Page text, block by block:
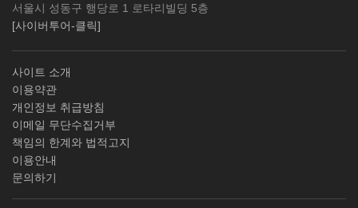
서울시 성동구 행당로 1 로타리빌딩 5층
[사이버투어-클릭]
사이트 소개
이용약관
개인정보 취급방침
이메일 무단수집거부
책임의 한계와 법적고지
이용안내
문의하기